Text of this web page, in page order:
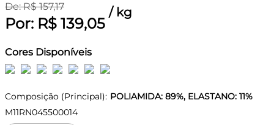
De:R$ 157,17
Por: R$ 139,05
/ kg
Cores Disponíveis
Composição (Principal): POLIAMIDA: 89%, ELASTANO: 11%
M11RN045500014